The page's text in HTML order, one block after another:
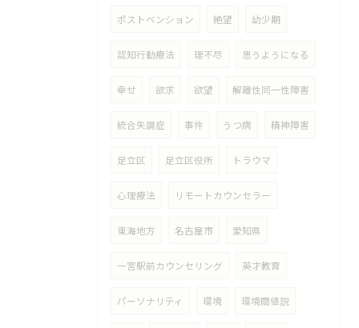
ポストベンション 絶望 幼少期
認知行動療法 理不尽 思うようになる
幸せ 欲求 欲望 解離性同一性障害
統合失調症 事件 うつ病 精神障害
足立区 足立区役所 トラウマ
心理療法 リモートカウンセラー
東海地方 名古屋市 愛知県
一宮駅前カウンセリング 英才教育
パーソナリティ 環境 環境閾値説